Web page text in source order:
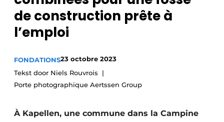
S’inscrire à l’événement
S’inscrire
Construction bois
de construction prête à
l’emploi
FONDATIONS23 octobre 2023
Tekst door Niels Rouvrois
Porte photographique Aertssen Group
À Kapellen, une commune dans la Campine